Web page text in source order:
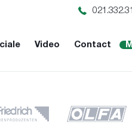
Video Contact